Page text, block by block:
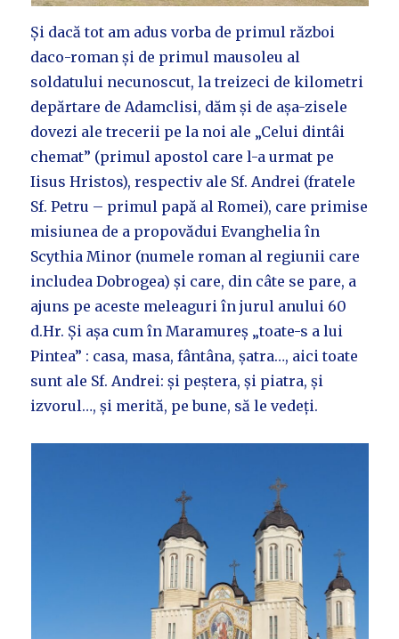
Și dacă tot am adus vorba de primul război
daco-roman și de primul mausoleu al
soldatului necunoscut, la treizeci de kilometri
depărtare de Adamclisi, dăm și de așa-zisele
dovezi ale trecerii pe la noi ale „Celui dintâi
chemat” (primul apostol care l-a urmat pe
Iisus Hristos), respectiv ale Sf. Andrei (fratele
Sf. Petru – primul papă al Romei), care primise
misiunea de a propovădui Evanghelia în
Scythia Minor (numele roman al regiunii care
includea Dobrogea) și care, din câte se pare, a
ajuns pe aceste meleaguri în jurul anului 60
d.Hr. Și așa cum în Maramureș „toate-s a lui
Pintea” : casa, masa, fântâna, șatra…, aici toate
sunt ale Sf. Andrei: și peștera, și piatra, și
izvorul…, și merită, pe bune, să le vedeți.